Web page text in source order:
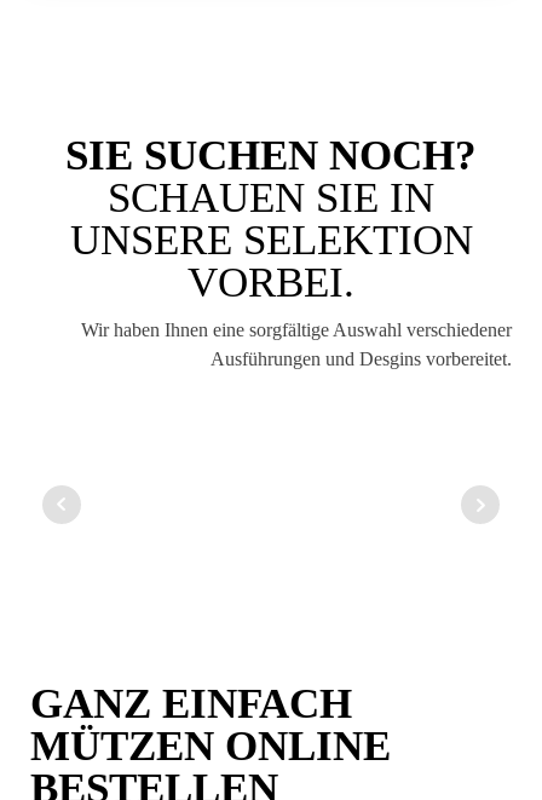
SIE SUCHEN NOCH?
SCHAUEN SIE IN
UNSERE SELEKTION
VORBEI.
Wir haben Ihnen eine sorgfältige Auswahl verschiedener
Ausführungen und Desgins vorbereitet.
GANZ EINFACH
MÜTZEN ONLINE
BESTELLEN